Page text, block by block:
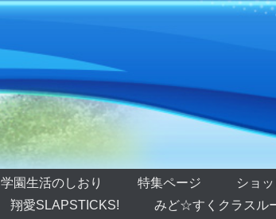
学園生活のしおり 特集ページ ショ
翔愛SLAPSTICKS! みど☆すくクラスル